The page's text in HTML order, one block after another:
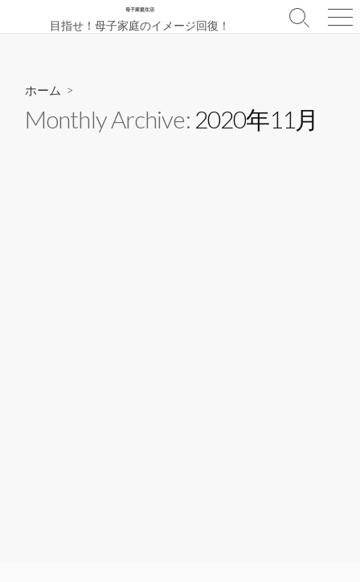
ン
母子家庭生活
目指せ！母子家庭のイメージ回復！
検
メ
ホーム >
Monthly Archive: 2020年11月